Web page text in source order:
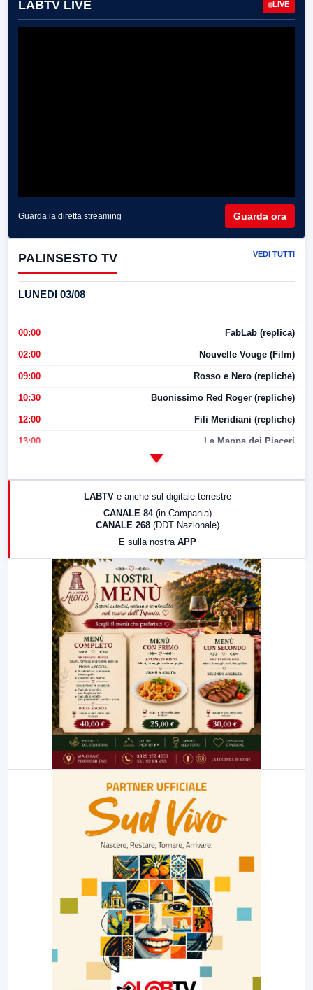
LABTV LIVE LIVE
Guarda la diretta streaming Guarda ora
PALINSESTO TV VEDI TUTTI
LUNEDI 03/08
00:00 FabLab (replica)
02:00 Nouvelle Vouge (Film)
09:00 Rosso e Nero (repliche)
10:30 Buonissimo Red Roger (repliche)
12:00 Fili Meridiani (repliche)
13:00 La Mappa dei Piaceri
17:00 LabNews (replica)
LabNews (replica)
LABTV e anche sul digitale terrestre
CANALE 84 (in Campania)
CANALE 268 (DDT Nazionale)
E sulla nostra APP